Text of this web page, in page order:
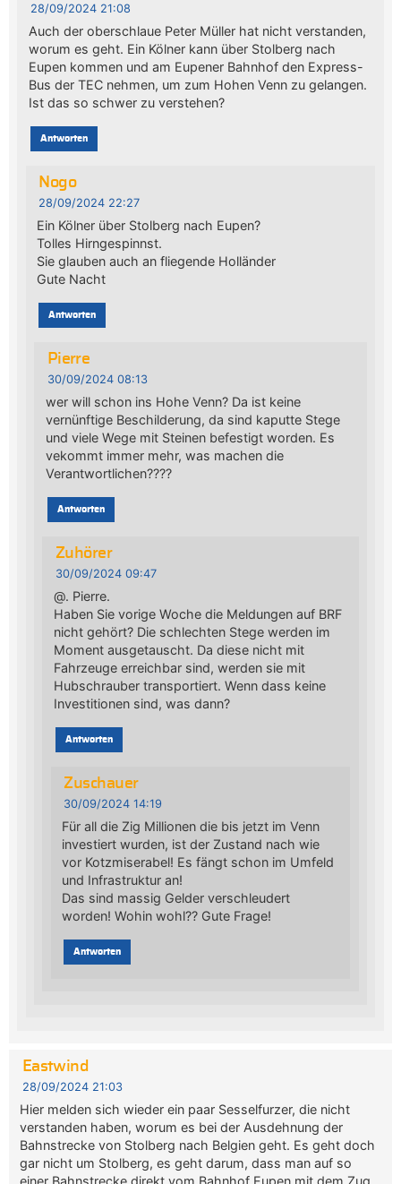
28/09/2024 21:08
Auch der oberschlaue Peter Müller hat nicht verstanden,
worum es geht. Ein Kölner kann über Stolberg nach
Eupen kommen und am Eupener Bahnhof den Express-
Bus der TEC nehmen, um zum Hohen Venn zu gelangen.
Ist das so schwer zu verstehen?
Antworten
Nogo
28/09/2024 22:27
Ein Kölner über Stolberg nach Eupen?
Tolles Hirngespinnst.
Sie glauben auch an fliegende Holländer
Gute Nacht
Antworten
Pierre
30/09/2024 08:13
wer will schon ins Hohe Venn? Da ist keine
vernünftige Beschilderung, da sind kaputte Stege
und viele Wege mit Steinen befestigt worden. Es
vekommt immer mehr, was machen die
Verantwortlichen????
Antworten
Zuhörer
30/09/2024 09:47
@. Pierre.
Haben Sie vorige Woche die Meldungen auf BRF
nicht gehört? Die schlechten Stege werden im
Moment ausgetauscht. Da diese nicht mit
Fahrzeuge erreichbar sind, werden sie mit
Hubschrauber transportiert. Wenn dass keine
Investitionen sind, was dann?
Antworten
Zuschauer
30/09/2024 14:19
Für all die Zig Millionen die bis jetzt im Venn
investiert wurden, ist der Zustand nach wie
vor Kotzmiserabel! Es fängt schon im Umfeld
und Infrastruktur an!
Das sind massig Gelder verschleudert
worden! Wohin wohl?? Gute Frage!
Antworten
Eastwind
28/09/2024 21:03
Hier melden sich wieder ein paar Sesselfurzer, die nicht
verstanden haben, worum es bei der Ausdehnung der
Bahnstrecke von Stolberg nach Belgien geht. Es geht doch
gar nicht um Stolberg, es geht darum, dass man auf so
einer Bahnstrecke direkt vom Bahnhof Eupen mit dem Zug